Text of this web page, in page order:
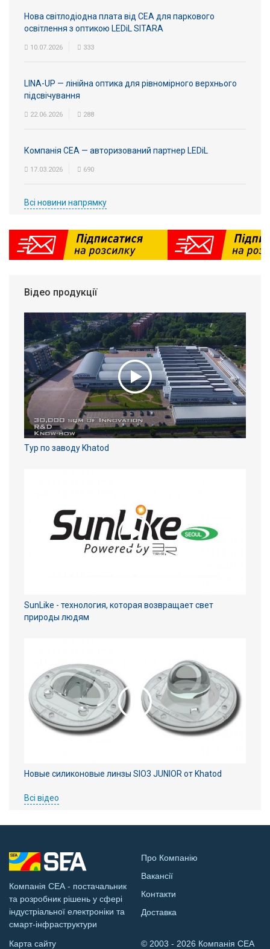
Нова світлодіодна плата від СЕА для паркового
освітлення з оптикою LEDiL SITARA
10.07.2026 333
LINA-UP — лінійна оптика для рівномірного верхнього
підсвічування
22.06.2026 288
Компанія СЕА — авторизований партнер LEDiL
17.03.2026 690
Всі новини напрямку
Відео продукції
Тур по заводу Khatod
SunLike - технология, которая возвращает свет
природы людям
Новые силиконовые линзы SIO3 JUNIOR от Khatod
Всі відео
Компанія СЕА - постачальник
та розробник рішень у сфері
індустріальної електроніки та
смарт-інфраструктури
Про Компанію
Вакансії
Контакти
Доставка
Карта сайту © 2003 - 2026 Компанія СЕА